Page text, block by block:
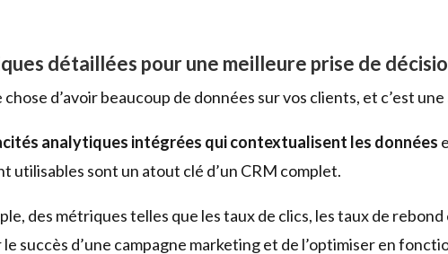
détaillées pour une meilleure prise de
chose d’avoir beaucoup de données sur vos clients, et c’est
analytiques intégrées qui contextualisent les données
utilisables sont un atout clé d’un CRM complet.
des métriques telles que les taux de clics, les taux de
le succès d’une campagne marketing et de l’optimiser en